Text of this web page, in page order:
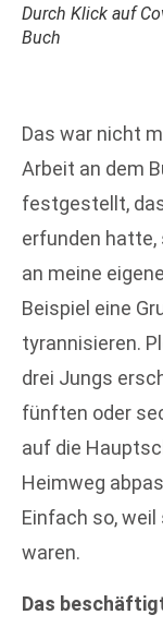
Durch Klick auf
Buch
Das war nicht
Arbeit an dem
festgestellt,
erfunden hatte,
an meine
Beispiel eine
tyrannisieren.
drei Jungs
fünften oder
auf die
Heimweg
Einfach so,
waren.
Das